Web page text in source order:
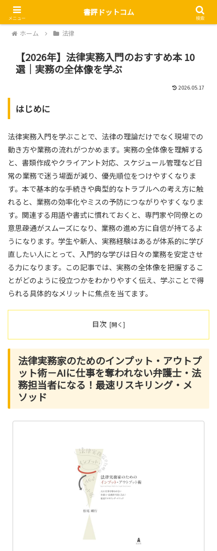
ホーム 法律
【2026年】法律実務入門のおすすめ本 10
選｜実務の全体像を学ぶ
2026.05.17
はじめに
法律実務入門を学ぶことで、法律の理論だけでなく現場での
動き方や業務の流れがつかめます。実務の全体像を理解する
と、書類作成やクライアント対応、スケジュール管理など日
常の業務で迷う場面が減り、優先順位をつけやすくなりま
す。本で基本的な手続きや典型的なトラブルへの考え方に触
れると、業務の効率化やミスの予防につながりやすくなりま
す。関連する用語や書式に慣れておくと、専門家や同僚との
意思疎通がスムーズになり、業務の進め方に自信が持てるよ
うになります。学生や新人、実務経験はあるが体系的に学び
直したい人にとって、入門的な学びは日々の業務を安定させ
る力になります。この記事では、実務の全体像を把握するこ
とがどのように役立つかをわかりやすく伝え、学ぶことで得
られる具体的なメリットに焦点を当てます。
目次
法律実務家のためのインプット・アウトプ
ット術－AIに仕事を奪われない弁護士・法
務担当者になる！最速リスキリング・メ
ソッド
メニュー
書評ドットコム
検索